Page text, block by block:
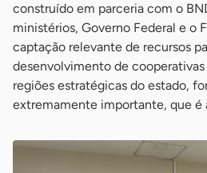
construído em parceria com o
ministérios, Governo Federal e o
captação relevante de recursos
desenvolvimento de
regiões estratégicas do estado,
extremamente importante, que é